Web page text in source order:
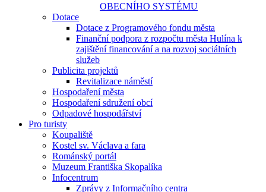
OBECNÍHO SYSTÉMU
Dotace
Dotace z Programového fondu města
Finanční podpora z rozpočtu města Hulína k
zajištění financování a na rozvoj sociálních
služeb
Publicita projektů
Revitalizace náměstí
Hospodaření města
Hospodaření sdružení obcí
Odpadové hospodářství
Pro turisty
Koupaliště
Kostel sv. Václava a fara
Románský portál
Muzeum Františka Skopalíka
Infocentrum
Zprávy z Informačního centra